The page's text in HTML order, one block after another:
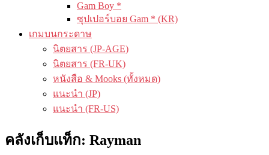
Gam Boy *
ซุปเปอร์บอย Gam * (KR)
เกมบนกระดาษ
นิตยสาร (JP-AGE)
นิตยสาร (FR-UK)
หนังสือ & Mooks (ทั้งหมด)
แนะนำ (JP)
แนะนำ (FR-US)
คลังเก็บแท็ก: Rayman